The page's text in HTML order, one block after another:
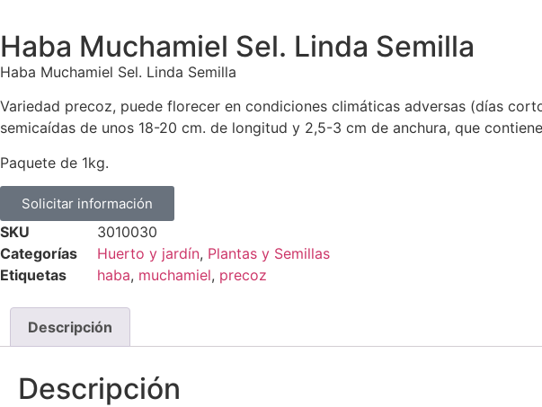
Haba Muchamiel Sel. Linda Semilla
Haba Muchamiel Sel. Linda Semilla
Variedad precoz, puede florecer en condiciones climáticas adversas (días
semicaídas de unos 18-20 cm. de longitud y 2,5-3 cm de anchura, que
Paquete de 1kg.
Solicitar información
SKU
3010030
Categorías
Huerto y jardín, Plantas y Semillas
Etiquetas
haba, muchamiel, precoz
Descripción
Descripción